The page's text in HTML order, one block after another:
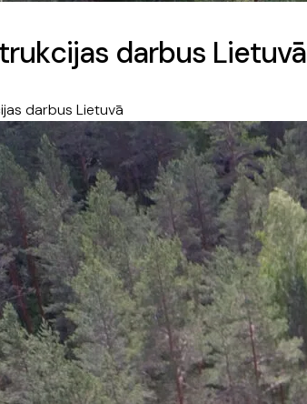
darbus Lietuvā
darbus Lietuvā